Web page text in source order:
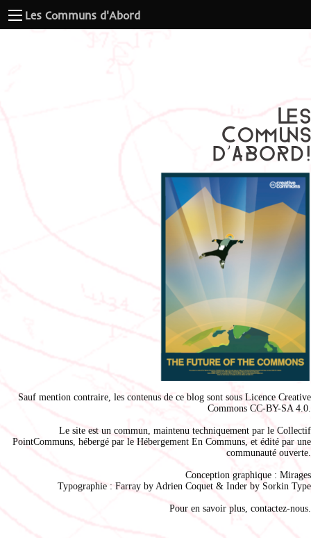
Les Communs d'Abord
Sauf mention contraire, les contenus de ce blog sont sous Licence Creative
Commons CC-BY-SA 4.0
Le site est un commun, maintenu techniquement par le Collectif
PointCommuns , hébergé par le Hébergement En Communs , et édité par une
communauté ouverte.
Conception graphique : Mirages
Typographie : Farray by Adrien Coquet & Inder by Sorkin Type
Pour en savoir plus, contactez-nous